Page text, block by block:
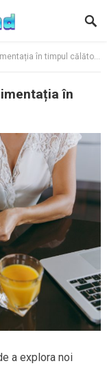
în timpul călătoriilor
în
a explora noi